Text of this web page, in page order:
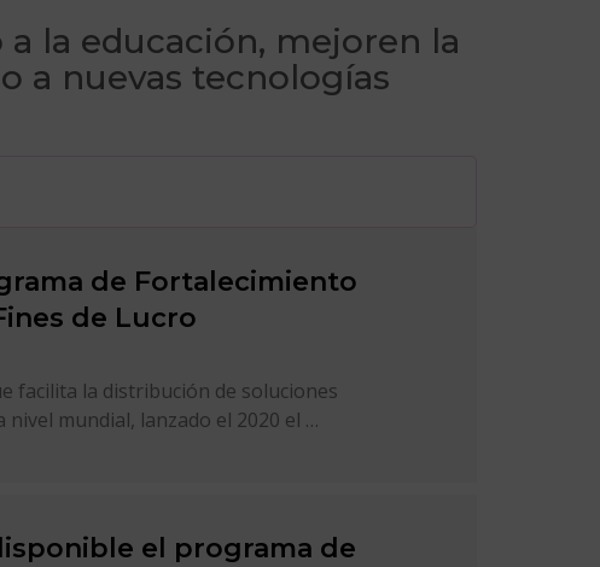
la educación, mejoren la
a nuevas tecnologías
de Fortalecimiento
de Lucro
facilita la distribución de soluciones
nivel mundial, lanzado el 2020 el …
el programa de